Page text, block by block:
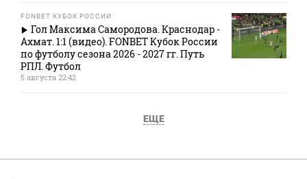
FONBET КУБОК РОССИИ
Гол Максима Самородова. Краснодар -
Ахмат. 1:1 (видео). FONBET Кубок России
по футболу сезона 2026 - 2027 гг. Путь
РПЛ. Футбол
5 августа 22:42
ЕЩЕ